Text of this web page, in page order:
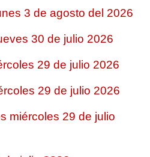
3 de agosto del 2026
30 de julio 2026
29 de julio 2026
29 de julio 2026
miércoles 29 de julio